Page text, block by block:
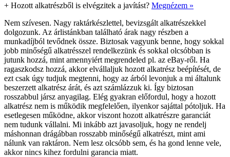
+ Hozott alkatrészből is elvégzitek a javítást? Megnézem »
Nem szívesen. Nagy raktárkészlettel, bevizsgált alkatrészekkel
dolgozunk. Az árlistánkban található árak nagy részben a
munkadíjból tevődnek össze. Biztosak vagyunk benne, hogy sokkal
jobb minőségű alkatrésszel rendelkezünk és sokkal olcsóbban is
jutunk hozzá, mint amennyiért megrendeled pl. az eBay-ről. Ha
ragaszkodsz hozzá, akkor elvállaljuk hozott alkatrész beépítését, de
ezt csak úgy tudjuk megtenni, hogy az árból levonjuk a mi általunk
beszerzett alkatrész árát, és azt számlázzuk ki. Így biztosan
rosszabbul jársz anyagilag. Elég gyakran előfordul, hogy a hozott
alkatrész nem is működik megfelelően, ilyenkor sajáttal pótoljuk. Ha
esetlegesen működne, akkor viszont hozott alkatrészre garanciát
nem tudunk vállalni. Mi inkább azt javasoljuk, hogy ne rendelj
máshonnan drágábban rosszabb minőségű alkatrészt, mint ami
nálunk van raktáron. Nem lesz olcsóbb sem, és ha gond lenne vele,
akkor nincs kihez fordulni garancia miatt.